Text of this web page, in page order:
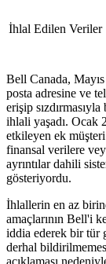
İhlal Edilen Veriler
Bell Canada,
posta adresine ve
erişip
ihlali yaşadı. Ocak
etkileyen ek
finansal verilere
ayrıntılar dahili
gösteriyordu.
İhlallerin en az
amaçlarının Bell'i
iddia ederek bir tür
derhal